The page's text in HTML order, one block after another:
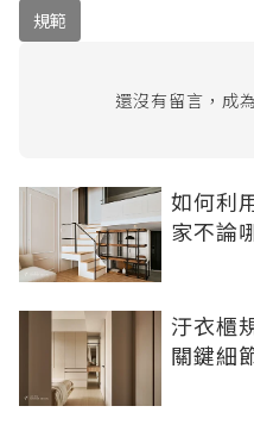
規範
還沒有留言，成
如何利
家不論
汙衣櫃
關鍵細